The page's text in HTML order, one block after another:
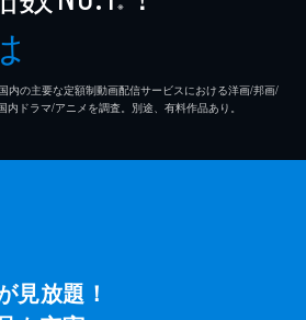
※
の主要な定額制動画配信サービスにおける洋画/邦画/
ドラマ/アニメを調査。別途、有料作品あり。
見放題！